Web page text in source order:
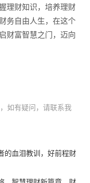
理财知识，培养理财
务自由人生，在这个
财富智慧之门，迈向
，如有疑问，请联系我
的血泪教训，好前程财